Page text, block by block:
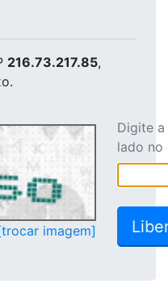
216.73.217.85,
imagem]
Digite
lado no